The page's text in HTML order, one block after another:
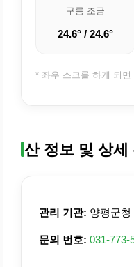
구름 조금
24.6° / 24.6°
* 좌우 스크롤 하게 되면
산 정보 및 상세
관리 기관: 양평군청
문의 번호: 031-773-